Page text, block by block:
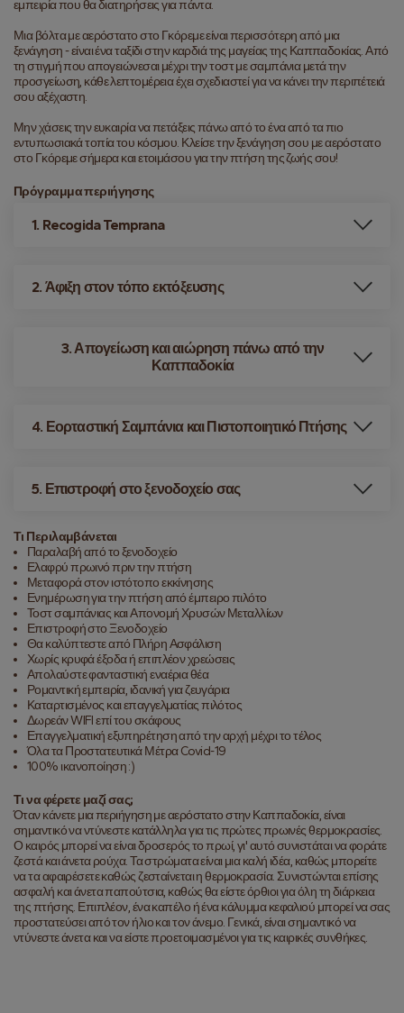
εμπειρία που θα διατηρήσεις για πάντα.
Μια βόλτα με αερόστατο στο Γκόρεμε είναι περισσότερη από μια
ξενάγηση - είναι ένα ταξίδι στην καρδιά της μαγείας της Καππαδοκίας. Από
τη στιγμή που απογειώνεσαι μέχρι την τοστ με σαμπάνια μετά την
προσγείωση, κάθε λεπτομέρεια έχει σχεδιαστεί για να κάνει την περιπέτειά
σου αξέχαστη.
Μην χάσεις την ευκαιρία να πετάξεις πάνω από το ένα από τα πιο
εντυπωσιακά τοπία του κόσμου. Κλείσε την ξενάγηση σου με αερόστατο
στο Γκόρεμε σήμερα και ετοιμάσου για την πτήση της ζωής σου!
Πρόγραμμα περιήγησης
1. Recogida Temprana
2. Άφιξη στον τόπο εκτόξευσης
3. Απογείωση και αιώρηση πάνω από την
Καππαδοκία
4. Εορταστική Σαμπάνια και Πιστοποιητικό Πτήσης
5. Επιστροφή στο ξενοδοχείο σας
Τι Περιλαμβάνεται
Παραλαβή από το ξενοδοχείο
Ελαφρύ πρωινό πριν την πτήση
Μεταφορά στον ιστότοπο εκκίνησης
Ενημέρωση για την πτήση από έμπειρο πιλότο
Τοστ σαμπάνιας και Απονομή Χρυσών Μεταλλίων
Επιστροφή στο Ξενοδοχείο
Θα καλύπτεστε από Πλήρη Ασφάλιση
Χωρίς κρυφά έξοδα ή επιπλέον χρεώσεις
Απολαύστε φανταστική εναέρια θέα
Ρομαντική εμπειρία, ιδανική για ζευγάρια
Καταρτισμένος και επαγγελματίας πιλότος
Δωρεάν WIFI επί του σκάφους
Επαγγελματική εξυπηρέτηση από την αρχή μέχρι το τέλος
Όλα τα Προστατευτικά Μέτρα Covid-19
100% ικανοποίηση :)
Τι να φέρετε μαζί σας;
Όταν κάνετε μια περιήγηση με αερόστατο στην Καππαδοκία, είναι
σημαντικό να ντύνεστε κατάλληλα για τις πρώτες πρωινές θερμοκρασίες.
Ο καιρός μπορεί να είναι δροσερός το πρωί, γι' αυτό συνιστάται να φοράτε
ζεστά και άνετα ρούχα. Τα στρώματα είναι μια καλή ιδέα, καθώς μπορείτε
να τα αφαιρέσετε καθώς ζεσταίνεται η θερμοκρασία. Συνιστώνται επίσης
ασφαλή και άνετα παπούτσια, καθώς θα είστε όρθιοι για όλη τη διάρκεια
της πτήσης. Επιπλέον, ένα καπέλο ή ένα κάλυμμα κεφαλιού μπορεί να σας
προστατεύσει από τον ήλιο και τον άνεμο. Γενικά, είναι σημαντικό να
ντύνεστε άνετα και να είστε προετοιμασμένοι για τις καιρικές συνθήκες.